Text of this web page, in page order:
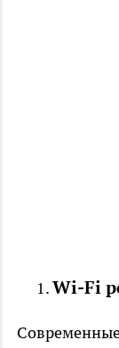
Wi-Fi